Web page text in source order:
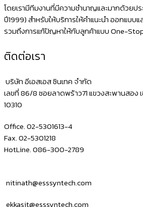
โดยเรามีทีมงานที่มีความชำนาญและมากด้วยป
ปี1999) สำหรับให้บริการให้คำแนะนำ ออกแบบ
รวมถึงการแก้ปัญหาให้กับลูกค้าแบบ One-
ติดต่อเรา
บริษัท อีเอสเอส ซินเทค จำกัด
เลขที่ 86/8 ซอยลาดพร้าว71 แขวงสะพานสอง
10310
Office. 02-5301613-4
Fax. 02-5301218
HotLine. 086-300-2789
nitinath@esssyntech.com
ekkasit@esssyntech.com